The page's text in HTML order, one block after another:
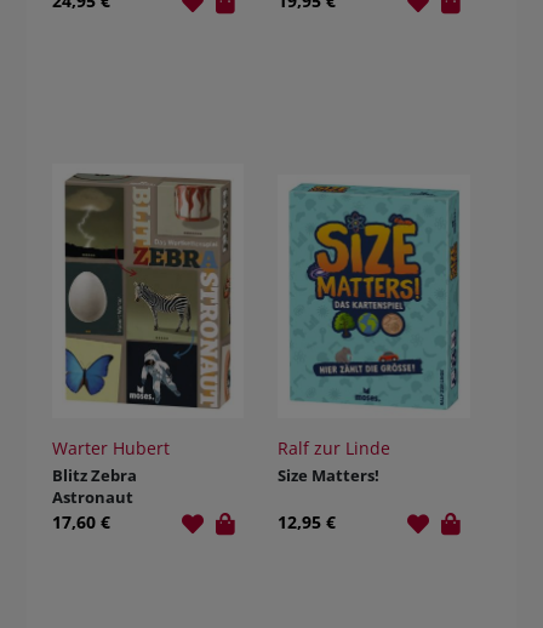
Warter Hubert
Blitz Zebra
Astronaut
17,60 €
Ralf zur Linde
Size Matters!
12,95 €